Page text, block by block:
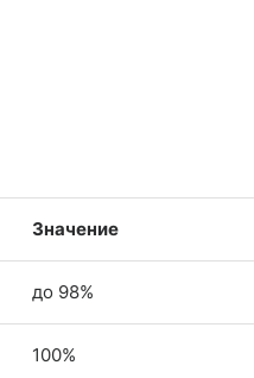
Значение
до 98%
100%